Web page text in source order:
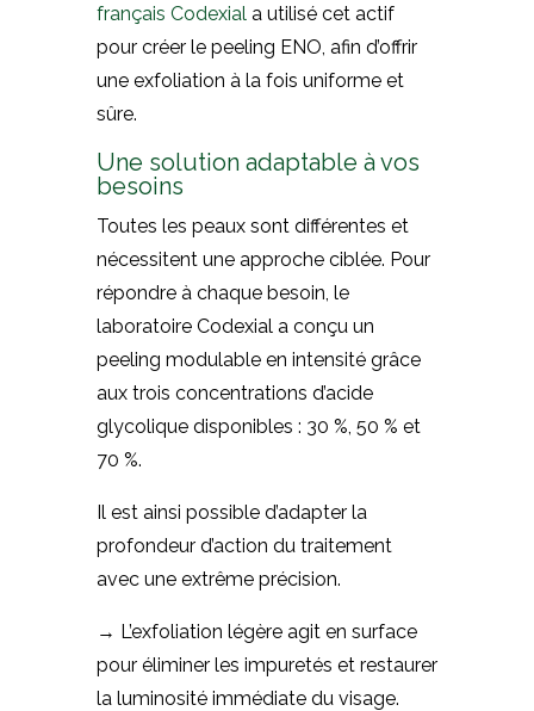
français Codexiala utilisé cet actif
pour créer le peeling ENO, afin d’offrir
une exfoliation à la fois uniforme et
sûre.
Une solution adaptable à vos
besoins
Toutes les peaux sont différentes et
nécessitent une approche ciblée. Pour
répondre à chaque besoin, le
laboratoire Codexial a conçu un
peeling modulable en intensité grâce
aux trois concentrations d’acide
glycolique disponibles : 30 %, 50 % et
70 %.
Il est ainsi possible d’adapter la
profondeur d’action du traitement
avec une extrême précision.
→ L’exfoliation légère agit en surface
pour éliminer les impuretés et restaurer
la luminosité immédiate du visage.